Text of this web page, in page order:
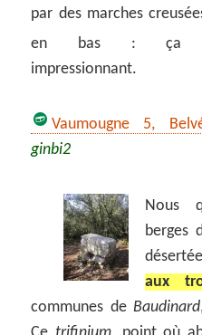
par des marches
en bas :ça
impressionnant.
Vaumougne 5,
ginbi2
Nous
berges
aux
communes deBaudinard